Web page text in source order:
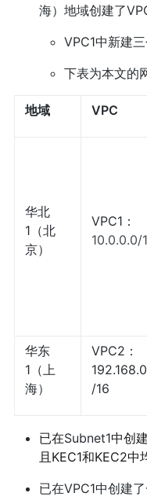
海）地域创建了
VPC1中新建
下表为本文的
地域 VPC
华北
1（北
京）
VPC1：
10.0.0.0/
华东
1（上
海）
VPC2：
/16
已在Subnet1中创
且KEC1和KEC2中
已在VPC1中创建